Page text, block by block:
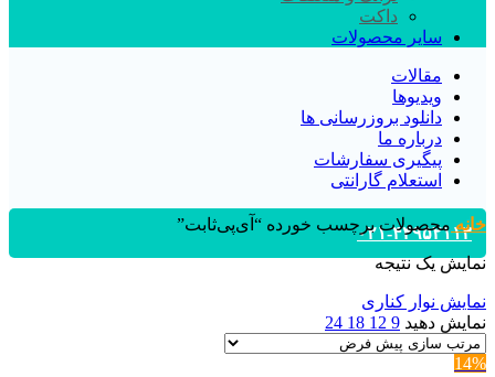
داکت
سایر محصولات
مقالات
ویدیوها
دانلود بروزرسانی ها
درباره ما
پیگیری سفارشات
استعلام گارانتی
۰۲۱-۴۴۹۵۲۱۱۳خانه محصولات برچسب خورده “آی‌پی‌ثابت”
نمایش یک نتیجه
نمایش نوار کناری
نمایش دهید 9
12
18
24
14%